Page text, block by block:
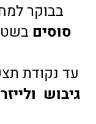
בבוקר
סוסים
עד נקודת
גיבוש